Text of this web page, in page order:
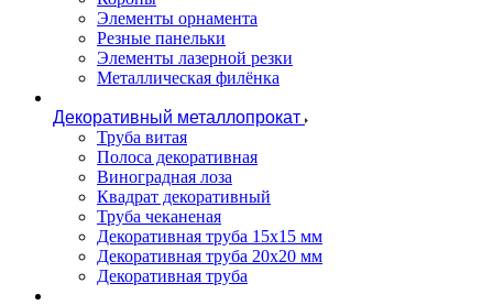
Элементы орнамента
Резные панельки
Элементы лазерной резки
Металлическая филёнка
Декоративный металлопрокат
Труба витая
Полоса декоративная
Виноградная лоза
Квадрат декоративный
Труба чеканеная
Декоративная труба 15х15 мм
Декоративная труба 20х20 мм
Декоративная труба